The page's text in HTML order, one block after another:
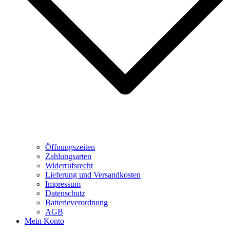
Öffnungszeiten
Zahlungsarten
Widerrufsrecht
Lieferung und Versandkosten
Impressum
Datenschutz
Batterieverordnung
AGB
Mein Konto